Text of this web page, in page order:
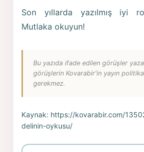
Son yıllarda yazılmış iyi
Mutlaka okuyun!
Bu yazıda ifade edilen görüşler
görüşlerin Kovarabir'in yayın
gerekmez.
Kaynak: https://kovarabir.com/
delinin-oykusu/